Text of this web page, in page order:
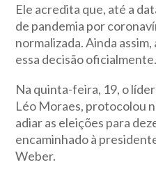
Ele acredita que, até a
de pandemia por
normalizada. Ainda
essa decisão oficialmente.
Na quinta-feira, 19, o
Léo Moraes, protocolou
adiar as eleições para
encaminhado à
Weber.